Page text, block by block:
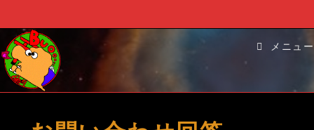
ン
テ
ン
メニュー